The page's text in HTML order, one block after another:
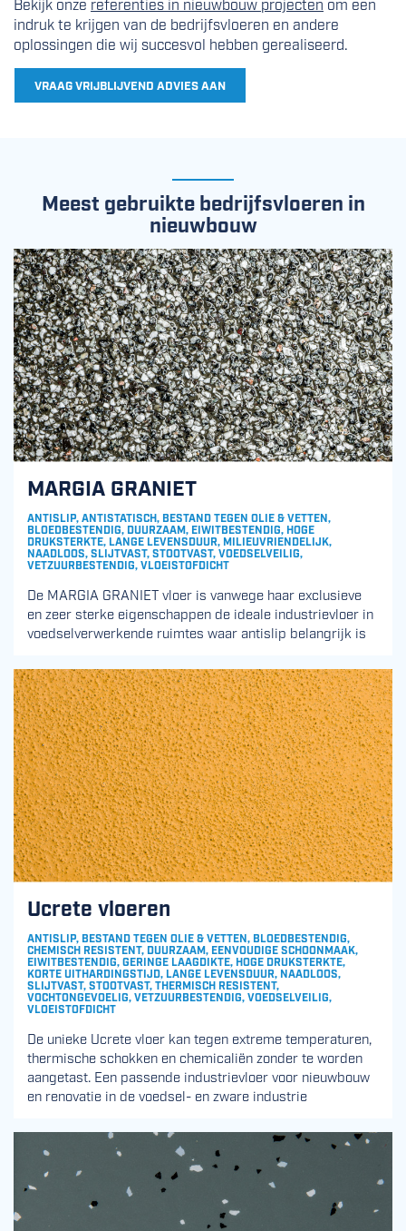
indruk te krijgen van de bedrijfsvloeren en andere
oplossingen die wij succesvol hebben gerealiseerd.
VRAAG VRIJBLIJVEND ADVIES AAN
Meest gebruikte bedrijfsvloeren in
nieuwbouw
MARGIA GRANIET
ANTISLIP, ANTISTATISCH, BESTAND TEGEN OLIE & VETTEN,
BLOEDBESTENDIG, DUURZAAM, EIWITBESTENDIG, HOGE
DRUKSTERKTE, LANGE LEVENSDUUR, MILIEUVRIENDELIJK,
NAADLOOS, SLIJTVAST, STOOTVAST, VOEDSELVEILIG,
VETZUURBESTENDIG, VLOEISTOFDICHT
De MARGIA GRANIET vloer is vanwege haar exclusieve
en zeer sterke eigenschappen de ideale industrievloer in
voedselverwerkende ruimtes waar antislip belangrijk is
Ucrete vloeren
ANTISLIP, BESTAND TEGEN OLIE & VETTEN, BLOEDBESTENDIG,
CHEMISCH RESISTENT, DUURZAAM, EENVOUDIGE SCHOONMAAK,
EIWITBESTENDIG, GERINGE LAAGDIKTE, HOGE DRUKSTERKTE,
KORTE UITHARDINGSTIJD, LANGE LEVENSDUUR, NAADLOOS,
SLIJTVAST, STOOTVAST, THERMISCH RESISTENT,
VOCHTONGEVOELIG, VETZUURBESTENDIG, VOEDSELVEILIG,
VLOEISTOFDICHT
De unieke Ucrete vloer kan tegen extreme temperaturen,
thermische schokken en chemicaliën zonder te worden
aangetast. Een passende industrievloer voor nieuwbouw
en renovatie in de voedsel- en zware industrie